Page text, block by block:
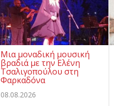
Μια μοναδική μουσική
βραδιά με την Ελένη
Τσαλιγοπούλου στη
Φαρκαδόνα
08.08.2026